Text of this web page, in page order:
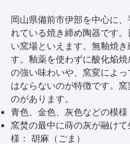
岡山県備前市伊部を中心に
れている焼き締め陶器です
い窯場といえます。無釉焼
す。釉薬を使わずに酸化焔
の強い味わいや、窯変によ
はならないのが特徴です。
のがあります。
青色、金色、灰色などの模様
窯焚の最中に蒔の灰が融け
様： 胡麻（ごま）